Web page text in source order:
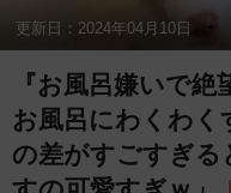
更新日： 2024年04月10日
『お風呂嫌いで
お風呂にわくわ
の差がすごすぎる